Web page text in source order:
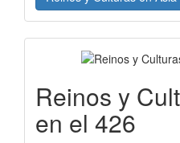
Reinos y
en el 426